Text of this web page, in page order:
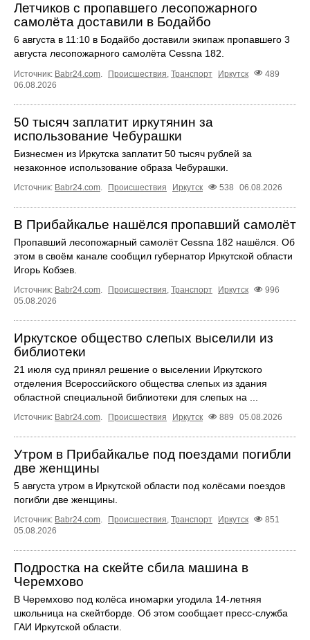
Летчиков с пропавшего лесопожарного
самолёта доставили в Бодайбо
6 августа в 11:10 в Бодайбо доставили экипаж пропавшего 3
августа лесопожарного самолёта Cessna 182.
Источник: Babr24.com Происшествия Транспорт Иркутск
489
06.08.2026
50 тысяч заплатит иркутянин за
использование Чебурашки
Бизнесмен из Иркутска заплатит 50 тысяч рублей за
незаконное использование образа Чебурашки.
Источник: Babr24.com Происшествия Иркутск 538 06.08.2026
В Прибайкалье нашёлся пропавший самолёт
Пропавший лесопожарный самолёт Cessna 182 нашёлся. Об
этом в своём канале сообщил губернатор Иркутской области
Игорь Кобзев.
Источник: Babr24.com Происшествия Транспорт Иркутск
996
05.08.2026
Иркутское общество слепых выселили из
библиотеки
21 июля суд принял решение о выселении Иркутского
отделения Всероссийского общества слепых из здания
областной специальной библиотеки для слепых на ...
Источник: Babr24.com. Происшествия Иркутск 889 05.08.2026
Утром в Прибайкалье под поездами погибли
две женщины
5 августа утром в Иркутской области под колёсами поездов
погибли две женщины.
Источник: Babr24.com. Происшествия, Транспорт Иркутск
851
05.08.2026
Подростка на скейте сбила машина в
Черемхово
В Черемхово под колёса иномарки угодила 14‑летняя
школьница на скейтборде. Об этом сообщает пресс‑служба
ГАИ Иркутской области.